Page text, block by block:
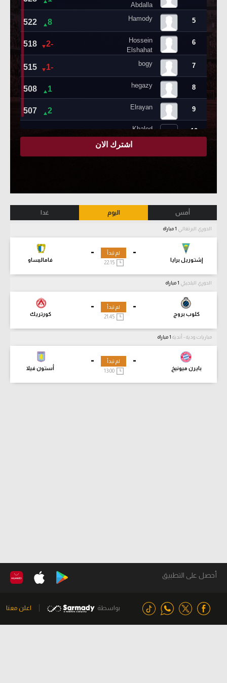
أمس اليوم غدا
الدوري البرتغالي
-
إشتوريل برايا
-
فاماليساو
لم تبدأ
22:15
الدوري البلجيكي
-
كلوب بروج
-
كورتريك
لم تبدأ
21:45
مباريات ودية - أندية
-
بايرن ميونيخ
-
أستون فيلا
لم تبدأ
13:00
أحصل على التطبيق
بواسطة اعلن معنا